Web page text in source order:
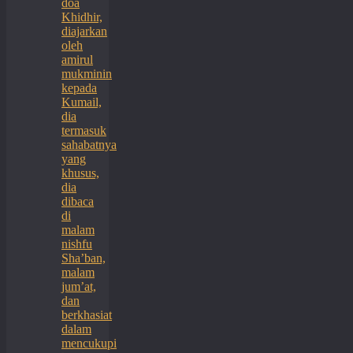
doa
Khidhir,
diajarkan
oleh
amirul
mukminin
kepada
Kumail,
dia
termasuk
sahabatnya
yang
khusus,
dia
dibaca
di
malam
nishfu
Sha’ban,
malam
jum’at,
dan
berkhasiat
dalam
mencukupi